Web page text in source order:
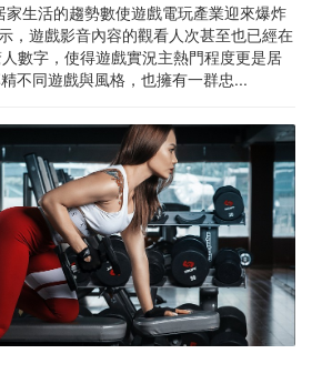
生活的趨勢數使遊戲電玩產業迎來爆炸
，遊戲影音內容的觀看人次甚至也已經在
數字，使得遊戲實況主熱門程度更是居
不同遊戲與風格，也擁有一群忠...